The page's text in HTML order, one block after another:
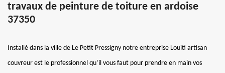
travaux de peinture de toiture en ardoise
37350
Installé dans la ville de Le Petit Pressigny notre entreprise Louiti artisan
couvreur est le professionnel qu’il vous faut pour prendre en main vos